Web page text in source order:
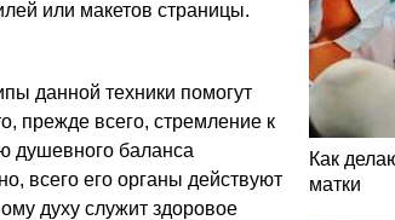
или макетов страницы.
данной техники помогут
прежде всего, стремление к
душевного баланса
всего его органы действуют
духу служит здоровое
Как
матки